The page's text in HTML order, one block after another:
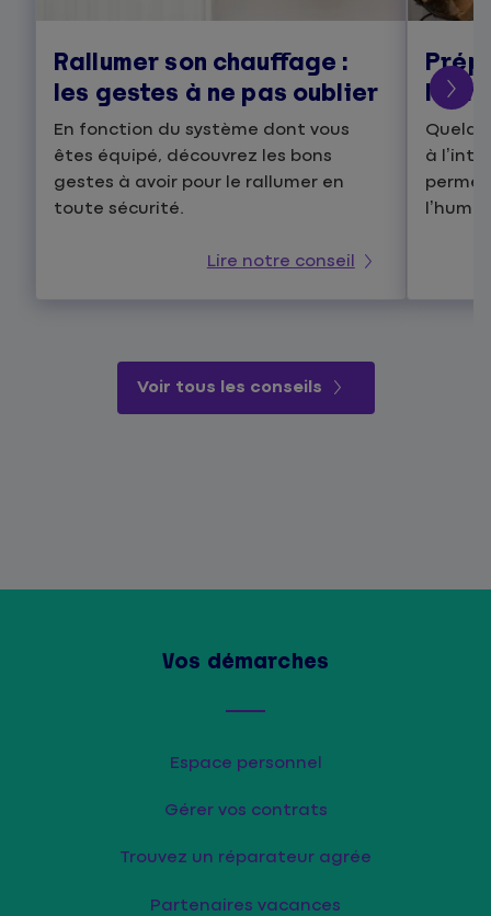
Rallumer son chauffage :
les gestes à ne pas oublier
En fonction du système dont vous
êtes équipé, découvrez les bons
gestes à avoir pour le rallumer en
toute sécurité.
Lire notre conseil
à
Voir tous les conseils
Vos démarches
Espace personnel
Gérer vos contrats
Trouvez un réparateur agrée
Partenaires vacances